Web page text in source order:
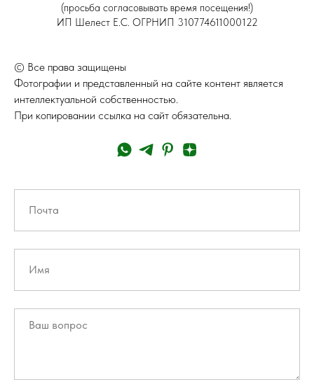
(просьба согласовывать время посещения!)
ИП Шелест Е.С. ОГРНИП 310774611000122
© Все права защищены
Фотографии и представленный на сайте контент является
интеллектуальной собственностью.
При копировании ссылка на сайт обязательна.